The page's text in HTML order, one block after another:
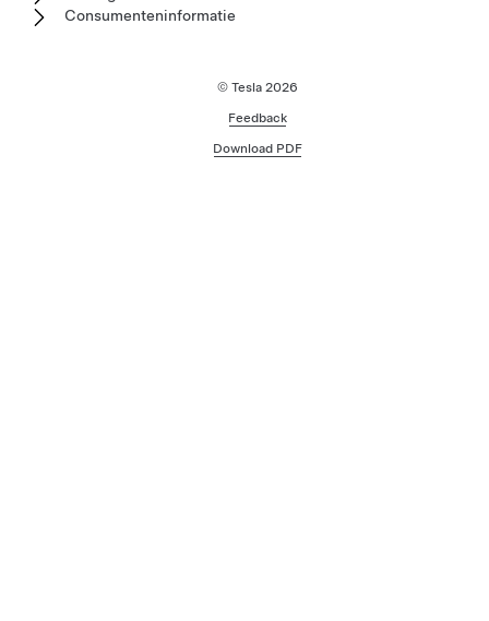
Consumenteninformatie
© Tesla 2026
Feedback
Download PDF